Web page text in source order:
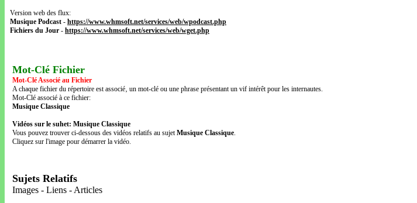
Version web des flux:
Musique Podcast - https://www.whmsoft.net/services/web/wpodcast.php
Fichiers du Jour - https://www.whmsoft.net/services/web/wget.php
Mot-Clé Fichier
Mot-Clé Associé au Fichier
A chaque fichier du répertoire est associé‚ un mot-clé ou une phrase présentant un vif intérêt pour les internautes.
Mot-Clé associé à ce fichier:
Musique Classique
Vidéos sur le suhet: Musique Classique
Vous pouvez trouver ci-dessous des vidéos relatifs au sujetMusique Classique.
Cliquez sur l'image pour démarrer la vidéo.
Sujets Relatifs
Images - Liens - Articles